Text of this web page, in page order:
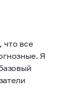
что все
Я